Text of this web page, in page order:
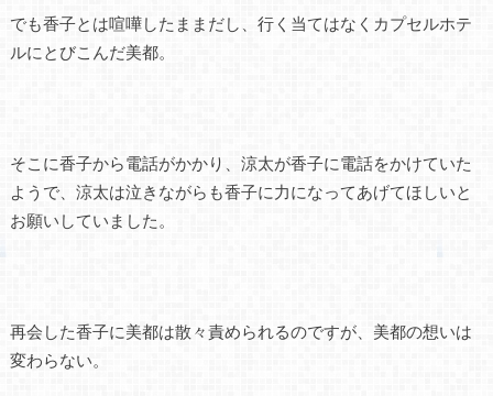
でも香子とは喧嘩したままだし、行く当てはなくカプセルホテ
ルにとびこんだ美都。
そこに香子から電話がかかり、涼太が香子に電話をかけていた
ようで、涼太は泣きながらも香子に力になってあげてほしいと
お願いしていました。
再会した香子に美都は散々責められるのですが、美都の想いは
変わらない。